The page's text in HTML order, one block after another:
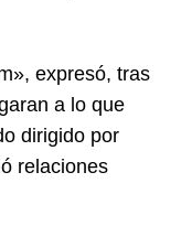
expresó, tras
a lo que
dirigido por
relaciones